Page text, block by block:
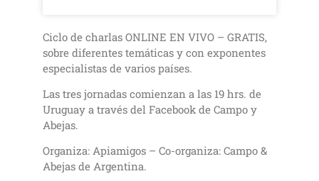
Ciclo de charlas ONLINE EN VIVO – GRATIS,
sobre diferentes temáticas y con exponentes
especialistas de varios países.
Las tres jornadas comienzan a las 19 hrs. de
Uruguay a través del Facebook de Campo y
Abejas.
Organiza: Apiamigos – Co-organiza: Campo &
Abejas de Argentina.